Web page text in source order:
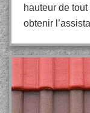
hauteur de
obtenir